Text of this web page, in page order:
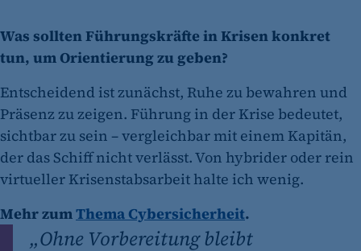
Was sollten Führungskräfte in Krisen konkret
tun, um Orientierung zu geben?
Entscheidend ist zunächst, Ruhe zu bewahren und
Präsenz zu zeigen. Führung in der Krise bedeutet,
sichtbar zu sein – vergleichbar mit einem Kapitän,
der das Schiff nicht verlässt. Von hybrider oder rein
virtueller Krisenstabsarbeit halte ich wenig.
Mehr zumThema Cybersicherheit.
„Ohne Vorbereitung bleibt